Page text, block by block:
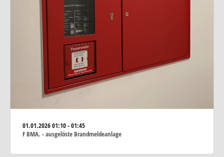
01.01.202601:10 - 01:45
F BMA. - ausgelöste Brandmeldeanlage